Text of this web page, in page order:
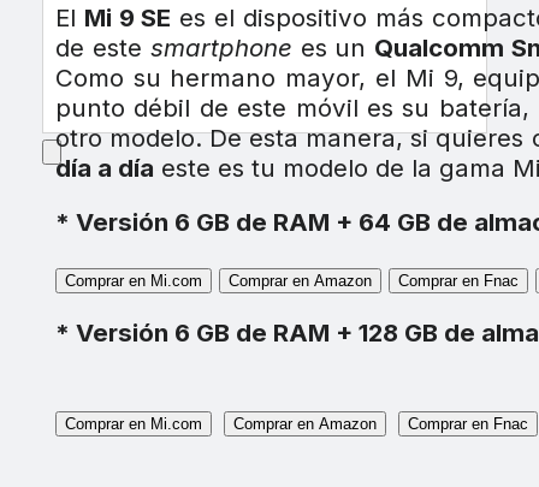
El Mi 9 SE es el dispositivo más
de este smartphone es un Qualcomm
Como su hermano mayor, el Mi 9,
punto débil de este móvil es su
otro modelo. De esta manera, si
día a día este es tu modelo de la gama
* Versión 6 GB de RAM + 64 GB de
Comprar en Mi.com Comprar en Amazon Comprar en Fnac
* Versión 6 GB de RAM + 128 GB de
Comprar en Mi.com Comprar en Amazon Comprar en Fnac